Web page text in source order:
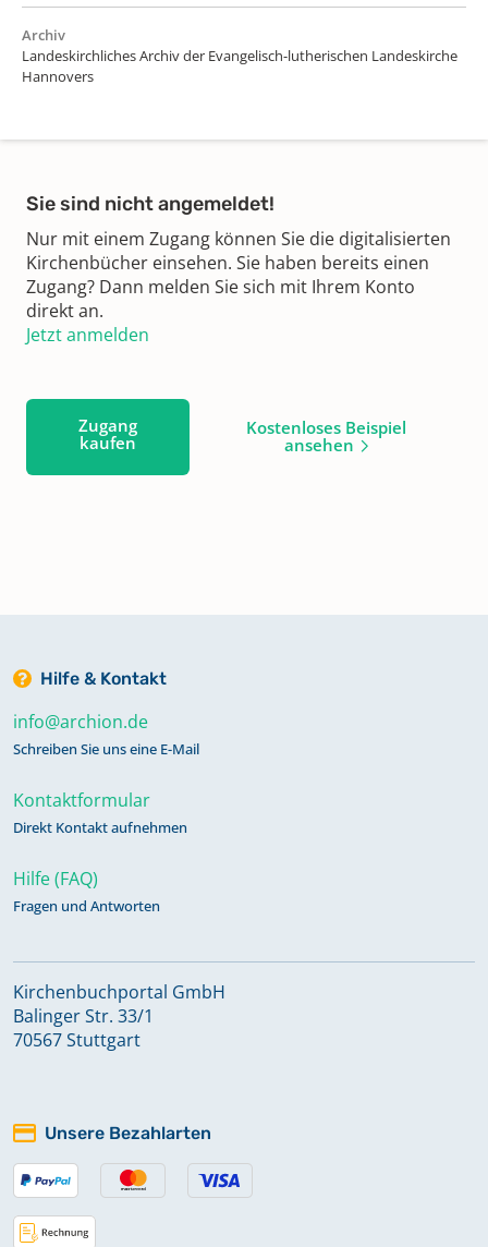
Archiv
Landeskirchliches Archiv der Evangelisch-lutherischen Landeskirche
Hannovers
Sie sind nicht angemeldet!
Nur mit einem Zugang können Sie die digitalisierten
Kirchenbücher einsehen. Sie haben bereits einen
Zugang? Dann melden Sie sich mit Ihrem Konto
direkt an.
Jetzt anmelden
Zugang
kaufen
Kostenloses Beispiel
ansehen
Hilfe & Kontakt
info@archion.de
Schreiben Sie uns eine E-Mail
Kontaktformular
Direkt Kontakt aufnehmen
Hilfe (FAQ)
Fragen und Antworten
Kirchenbuchportal GmbH
Balinger Str. 33/1
70567 Stuttgart
Unsere Bezahlarten